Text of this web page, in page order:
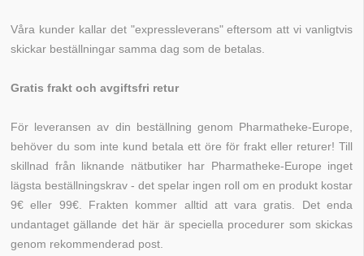
Våra kunder kallar det "expressleverans" eftersom att vi vanligtvis
skickar beställningar samma dag som de betalas.
Gratis frakt och avgiftsfri retur
För leveransen av din beställning genom Pharmatheke-Europe,
behöver du som inte kund betala ett öre för frakt eller returer! Till
skillnad från liknande nätbutiker har Pharmatheke-Europe inget
lägsta beställningskrav - det spelar ingen roll om en produkt kostar
9€ eller 99€. Frakten kommer alltid att vara gratis. Det enda
undantaget gällande det här är speciella procedurer som skickas
genom rekommenderad post.